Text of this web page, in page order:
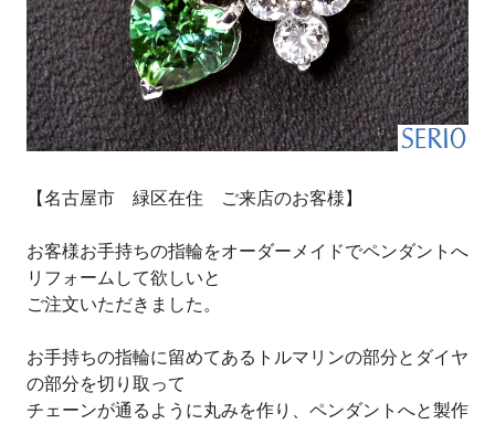
【名古屋市 緑区在住 ご来店のお客様】
お客様お手持ちの指輪をオーダーメイドでペンダントへ
リフォームして欲しいと
ご注文いただきました。
お手持ちの指輪に留めてあるトルマリンの部分とダイヤ
の部分を切り取って
チェーンが通るように丸みを作り、ペンダントへと製作